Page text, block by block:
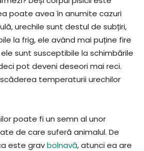
poate avea în anumite cazuri
urechile sunt destul de subțiri,
la frig, ele având mai puține fire
sunt susceptibile la schimbările
pot deveni deseori mai reci.
temperaturii urechilor
poate fi un semn al unor
de care suferă animalul. De
este gravbolnavă, atunci ea are